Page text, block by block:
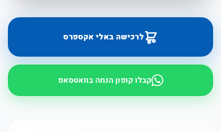
לרכישה באלי אקספרס
קבלו קופון הנחה בוואטסאפ